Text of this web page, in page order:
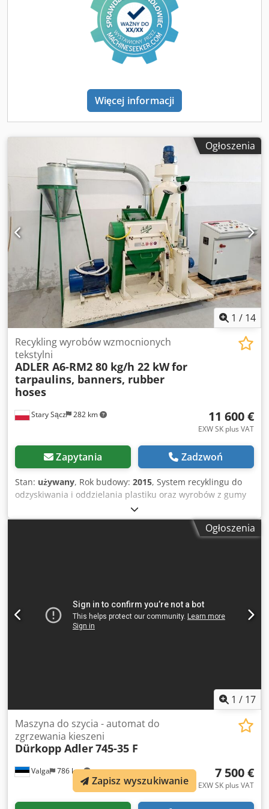
idealnym stanie technicznym Durkopp Adler COMETA VBO
CE Shoe-feed sewing machine With a swing arm and a
large hook. Suitable for sewing bags, cases, briefcases,
and shoes. This incredibly innovative machine allows you
to sew side edges very close to the edge thanks to a special
insertion of very small or very large materials. Maximum
stitch length: 6mm Single-needle machine Large horizontal
rotating hook Thread gauge: 60 - 20mm Post height:
400mm Post diameter: 42mm Maximum sewing speed:
1400 rpm Machine in perfect condition Dürkopp Adler
COMETA VBO CE Schuhtransport-Nähmaschine Mit
Schwenkarm und großem Greifer. Geeignet zum Nähen
von Taschen, Etuis, Aktentaschen und Schuhen. Diese
innovative Maschine ermöglicht dank einer speziellen
Stichplatte das Nähen von Seitenkanten sehr nah am
Rand. Der revolutionäre, mit dem Bedienersitz
synchronisierte Schwenkarm ermöglicht zudem das
einfache Einlegen von sehr kleinen oder sehr großen
Stoffstücken. Maximale Stichlänge: 6 mm
Einnadelmaschine Großer, horizontal drehbarer Greifer
Fadenteilung: 60–20 mm Stützfußhöhe: 400 mm
Stützfußdurchmesser: 42 mm Maximale
Nähgeschwindigkeit: 1400 U/min Maschine in
einwandfreiem Zustand
Więcej informacji
Ogłoszenia
1 / 14
Stary Sącz 282 km
Recykling wyrobów wzmocnionych
tekstylni
ADLER A6-RM2 80 kg/h 22 kWfor
tarpaulins, banners, rubber
hoses
11 600 €
EXW SK plus VAT
Zapytania Zadzwoń
Stan: używany, Rok budowy: 2015, System recyklingu do
odzyskiwania i oddzielania plastiku oraz wyrobów z gumy
od wzmocnień tekstylnych, takich jak różnego rodzaju węże
gumowe, PCV, plandeki, banery oraz inne materiały z
tworzyw sztucznych, w których występuje wzmocnienie
Wysokość: 2500 mm Waga: 1000 kg Rok produkcji: 2015 .
Stan techniczny: maszyna używana, wszystkie silniki
sprawne. Brak górnej nasadki o wymiarach: 400x300 mm
Ogłoszenia
1 / 17
Valga 786 km
Maszyna do szycia - automat do
zgrzewania kieszeni
Dürkopp Adler745-35 F
7 500 €
EXW SK plus VAT
Zapisz wyszukiwanie